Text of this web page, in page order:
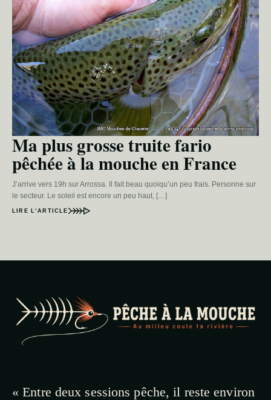
Ma plus grosse truite fario
pêchée à la mouche en France
J’arrive vers 19h sur Arrossa. Il fait beau quoiqu’un peu frais. Personne sur
le secteur. Le soleil est encore un peu haut, […]
LIRE L’ARTICLE
« Entre deux sessions pêche, il reste environ